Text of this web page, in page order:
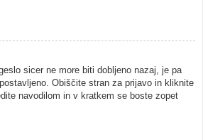
sicer ne more biti dobljeno nazaj, je pa
Obiščite stran za prijavo in kliknite
navodilom in v kratkem se boste zopet